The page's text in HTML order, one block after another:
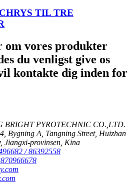
TIL TRE
om vores produkter
du venligst give os
kontakte dig inden for
BRIGHT PYROTECHNIC CO.,LTD.
Bygning A, Tangning Street, Huizhan
Jiangxi-provinsen, Kina
/ 86392558